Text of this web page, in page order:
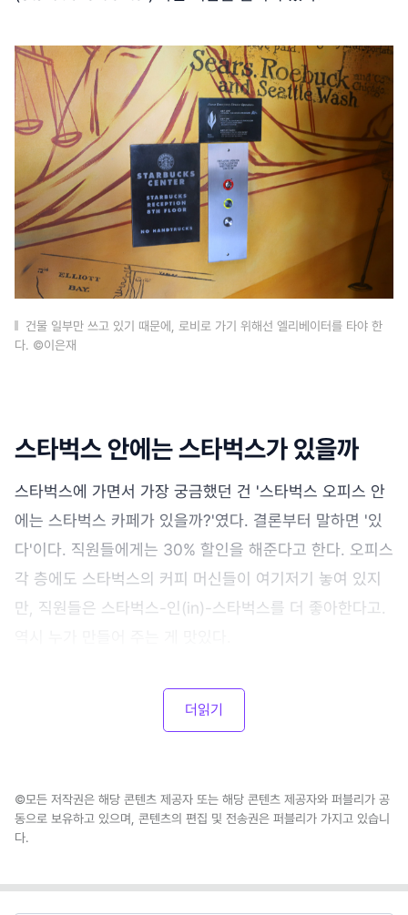
건물 일부만 쓰고 있기 때문에, 로비로 가기 위해선 엘리베이터를 타야 한
다. ©이은재
스타벅스 안에는 스타벅스가 있을까
스타벅스에 가면서 가장 궁금했던 건 '스타벅스 오피스 안
에는 스타벅스 카페가 있을까?'였다. 결론부터 말하면 '있
다'이다. 직원들에게는 30% 할인을 해준다고 한다. 오피스
각 층에도 스타벅스의 커피 머신들이 여기저기 놓여 있지
만, 직원들은 스타벅스-인(in)-스타벅스를 더 좋아한다고.
더읽기
©모든 저작권은 해당 콘텐츠 제공자 또는 해당 콘텐츠 제공자와 퍼블리가 공
동으로 보유하고 있으며, 콘텐츠의 편집 및 전송권은 퍼블리가 가지고 있습니
다.